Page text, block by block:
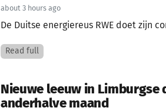
about 3 hours ago
De Duitse energiereus RWE doet zijn
Read full
Nieuwe leeuw in
anderhalve maand